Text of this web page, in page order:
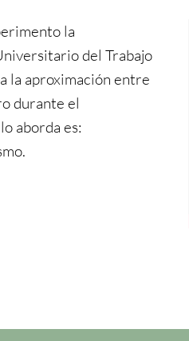
la
del Trabajo
la aproximación entre
durante el
aborda es: